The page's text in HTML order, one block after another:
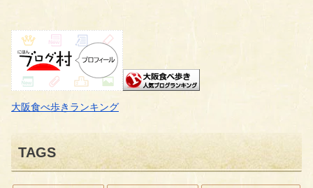
大阪食べ歩きランキング
TAGS